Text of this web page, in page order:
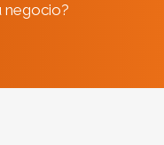
negocio?